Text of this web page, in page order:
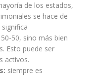
de los estados,
se hace de
50, sino más bien
Esto puede ser
activos.
siempre es